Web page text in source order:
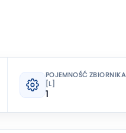
POJEMNOŚĆ ZBIORNIKA
[L]
1